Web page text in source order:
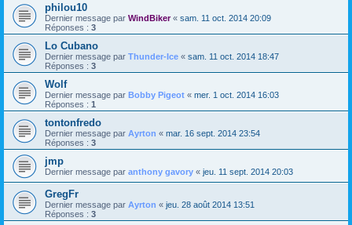
philou10
Dernier message par WindBiker« sam. 11 oct. 2014 20:09
Réponses : 3
Lo Cubano
Dernier message par Thunder-Ice « sam. 11 oct. 2014 18:47
Réponses : 3
Wolf
Dernier message par Bobby Pigeot « mer. 1 oct. 2014 16:03
Réponses : 1
tontonfredo
Dernier message par Ayrton « mar. 16 sept. 2014 23:54
Réponses : 3
jmp
Dernier message par anthony gavory « jeu. 11 sept. 2014 20:03
GregFr
Dernier message par Ayrton « jeu. 28 août 2014 13:51
Réponses : 3